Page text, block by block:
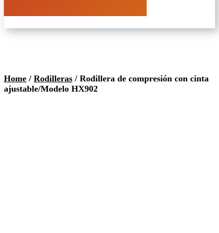
Home / Rodilleras / Rodillera de compresión con cinta
ajustable/Modelo HX902